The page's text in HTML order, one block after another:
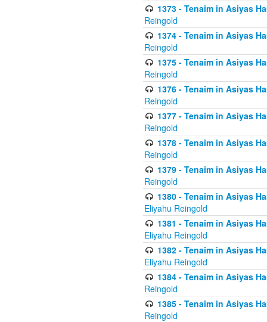
1373 - Tenaim in Asiyas
Reingold
1374 - Tenaim in Asiyas
Reingold
1375 - Tenaim in Asiyas
Reingold
1376 - Tenaim in Asiyas
Reingold
1377 - Tenaim in Asiyas
Reingold
1378 - Tenaim in Asiyas
Reingold
1379 - Tenaim in Asiyas
Reingold
1380 - Tenaim in Asiyas
Eliyahu Reingold
1381 - Tenaim in Asiyas
Eliyahu Reingold
1382 - Tenaim in Asiyas
Eliyahu Reingold
1384 - Tenaim in Asiyas
Reingold
1385 - Tenaim in Asiyas
Reingold